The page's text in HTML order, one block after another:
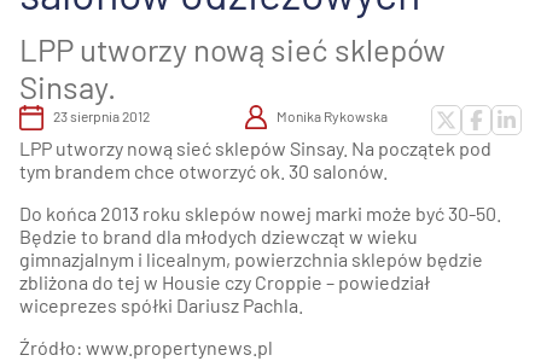
LPP utworzy nową sieć sklepów
Sinsay.
23 sierpnia 2012 Monika Rykowska
LPP utworzy nową sieć sklepów Sinsay. Na początek pod
tym brandem chce otworzyć ok. 30 salonów.
Do końca 2013 roku sklepów nowej marki może być 30-50.
Będzie to brand dla młodych dziewcząt w wieku
gimnazjalnym i licealnym, powierzchnia sklepów będzie
zbliżona do tej w Housie czy Croppie – powiedział
wiceprezes spółki Dariusz Pachla.
Źródło: www.propertynews.pl